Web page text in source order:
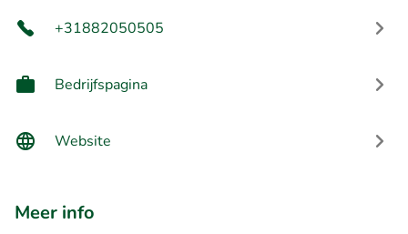
+31882050505
Bedrijfspagina
Website
Meer info